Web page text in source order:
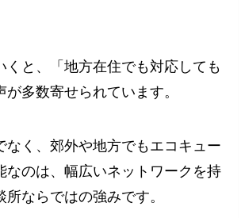
くと、「地方在住でも対応しても
が多数寄せられています。
なく、郊外や地方でもエコキュー
なのは、幅広いネットワークを持
ならではの強みです。